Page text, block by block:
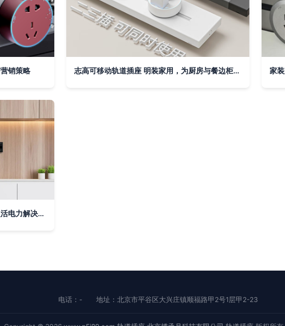
销策略 志高可移动轨道插座 明装家用，为厨房与餐边柜注入灵活电力
罗格朗轨道插座 智能家居空间里的灵活电力解决方案
电话：- 地址：北京市平谷区大兴庄镇顺福路甲2号1层甲2-23